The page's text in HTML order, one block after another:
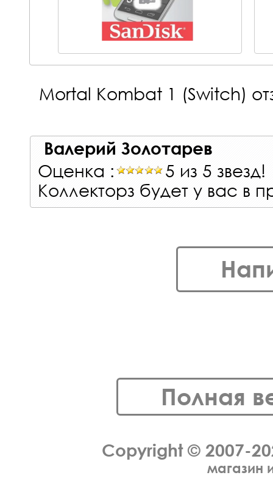
Mortal Kombat 1 (Switch)
Валерий Золотарев
Оценка :
5 из 5 звезд!
Коллекторз будет у вас в
Полная
Copyright © 2007-
магазин